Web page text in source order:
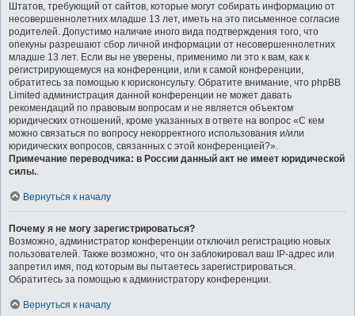
Штатов, требующий от сайтов, которые могут собирать информацию от
несовершеннолетних младше 13 лет, иметь на это письменное согласие
родителей. Допустимо наличие иного вида подтверждения того, что
опекуны разрешают сбор личной информации от несовершеннолетних
младше 13 лет. Если вы не уверены, применимо ли это к вам, как к
регистрирующемуся на конференции, или к самой конференции,
обратитесь за помощью к юрисконсульту. Обратите внимание, что phpBB
Limited администрация данной конференции не может давать
рекомендаций по правовым вопросам и не является объектом
юридических отношений, кроме указанных в ответе на вопрос «С кем
можно связаться по вопросу некорректного использования и/или
юридических вопросов, связанных с этой конференцией?».
Примечание переводчика: в России данный акт не имеет юридической
силы..
Вернуться к началу
Почему я не могу зарегистрироваться?
Возможно, администратор конференции отключил регистрацию новых
пользователей. Также возможно, что он заблокировал ваш IP-адрес или
запретил имя, под которым вы пытаетесь зарегистрироваться.
Обратитесь за помощью к администратору конференции.
Вернуться к началу